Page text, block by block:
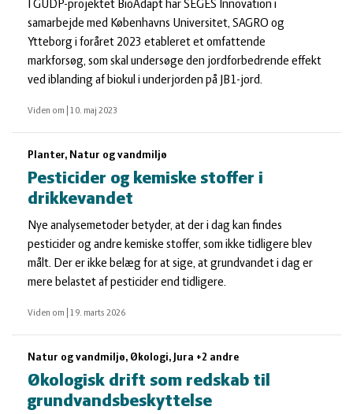
I GUDP-projektet BioAdapt har SEGES Innovation i
samarbejde med Københavns Universitet, SAGRO og
Ytteborg i foråret 2023 etableret et omfattende
markforsøg, som skal undersøge den jordforbedrende effekt
ved iblanding af biokul i underjorden på JB1-jord.
Viden om 10. maj 2023
Planter, Natur og vandmiljø
Pesticider og kemiske stoffer i
drikkevandet
Nye analysemetoder betyder, at der i dag kan findes
pesticider og andre kemiske stoffer, som ikke tidligere blev
målt. Der er ikke belæg for at sige, at grundvandet i dag er
mere belastet af pesticider end tidligere.
Viden om 19. marts 2026
Natur og vandmiljø, Økologi, Jura +2 andre
Økologisk drift som redskab til
grundvandsbeskyttelse